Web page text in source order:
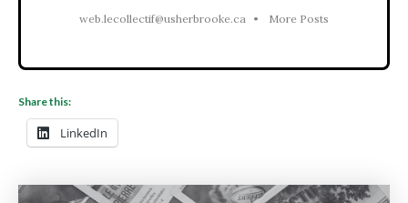
web.lecollectif@usherbrooke.ca • More Posts
Share this:
LinkedIn